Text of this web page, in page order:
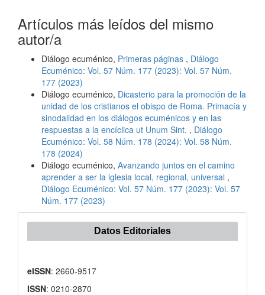
Artículos más leídos del mismo
autor/a
Diálogo ecuménico, Primeras páginas , Diálogo
Ecuménico: Vol. 57 Núm. 177 (2023): Vol. 57 Núm.
177 (2023)
Diálogo ecuménico, Dicasterio para la promoción de la
unidad de los cristianos el obispo de Roma. Primacía y
sinodalidad en los diálogos ecuménicos y en las
respuestas a la encíclica ut Unum Sint. , Diálogo
Ecuménico: Vol. 58 Núm. 178 (2024): Vol. 58 Núm.
178 (2024)
Diálogo ecuménico, Avanzando juntos en el camino
aprender a ser la iglesia local, regional, universal ,
Diálogo Ecuménico: Vol. 57 Núm. 177 (2023): Vol. 57
Núm. 177 (2023)
Datos Editoriales
eISSN: 2660-9517
ISSN: 0210-2870